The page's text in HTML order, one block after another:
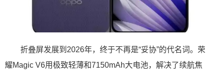
折叠屏发展到2026年，终于不再是“妥协”的代名词。荣
耀Magic V6用极致轻薄和7150mAh大电池，解决了续航焦